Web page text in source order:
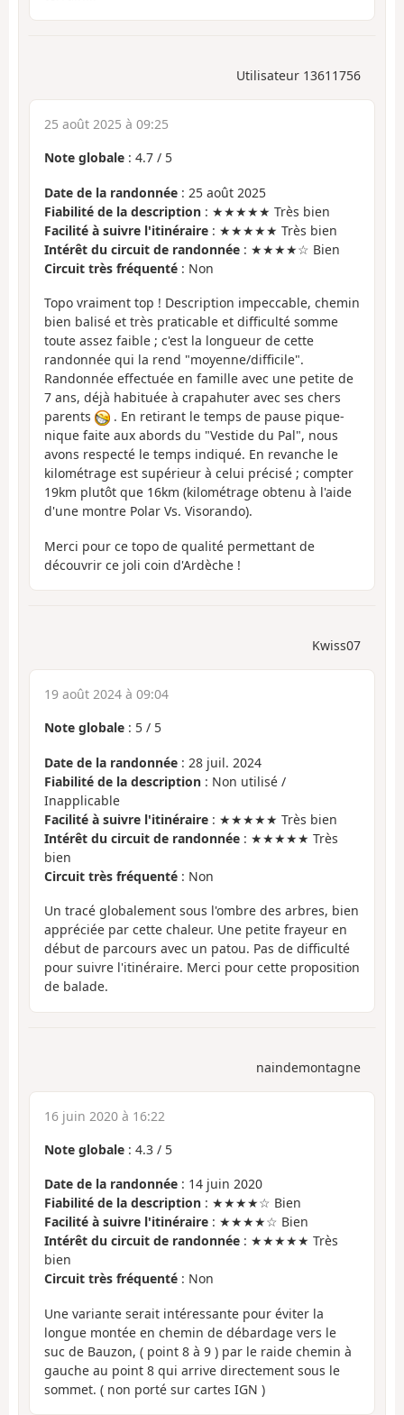
Utilisateur 13611756
25 août 2025 à 09:25
Note globale : 4.7 / 5
Date de la randonnée : 25 août 2025
Fiabilité de la description : ★★★★★ Très bien
Facilité à suivre l'itinéraire : ★★★★★ Très bien
Intérêt du circuit de randonnée : ★★★★☆ Bien
Circuit très fréquenté : Non
Topo vraiment top ! Description impeccable, chemin
bien balisé et très praticable et difficulté somme
toute assez faible ; c'est la longueur de cette
randonnée qui la rend "moyenne/difficile".
Randonnée effectuée en famille avec une petite de
7 ans, déjà habituée à crapahuter avec ses chers
parents
. En retirant le temps de pause pique-
nique faite aux abords du "Vestide du Pal", nous
avons respecté le temps indiqué. En revanche le
kilométrage est supérieur à celui précisé ; compter
19km plutôt que 16km (kilométrage obtenu à l'aide
d'une montre Polar Vs. Visorando).
Merci pour ce topo de qualité permettant de
découvrir ce joli coin d'Ardèche !
Kwiss07
19 août 2024 à 09:04
Note globale : 5 / 5
Date de la randonnée : 28 juil. 2024
Fiabilité de la description : Non utilisé /
Inapplicable
Facilité à suivre l'itinéraire : ★★★★★ Très bien
Intérêt du circuit de randonnée : ★★★★★ Très
bien
Circuit très fréquenté : Non
Un tracé globalement sous l'ombre des arbres, bien
appréciée par cette chaleur. Une petite frayeur en
début de parcours avec un patou. Pas de difficulté
pour suivre l'itinéraire. Merci pour cette proposition
de balade.
naindemontagne
16 juin 2020 à 16:22
Note globale : 4.3 / 5
Date de la randonnée : 14 juin 2020
Fiabilité de la description : ★★★★☆ Bien
Facilité à suivre l'itinéraire : ★★★★☆ Bien
Intérêt du circuit de randonnée : ★★★★★ Très
bien
Circuit très fréquenté : Non
Une variante serait intéressante pour éviter la
longue montée en chemin de débardage vers le
suc de Bauzon, ( point 8 à 9 ) par le raide chemin à
gauche au point 8 qui arrive directement sous le
sommet. ( non porté sur cartes IGN )